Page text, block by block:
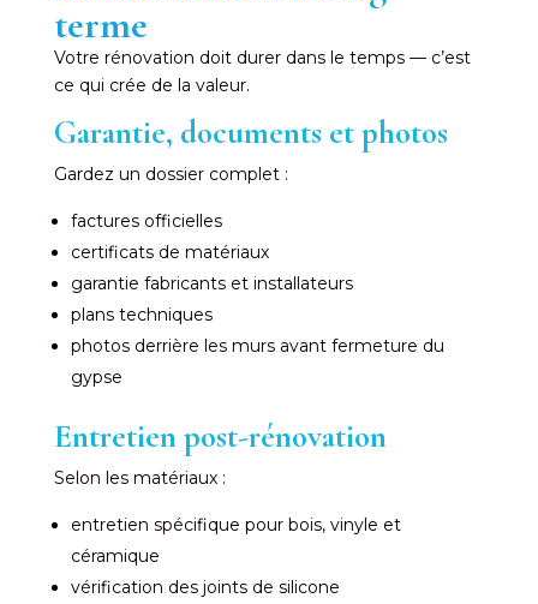
terme
Votre rénovation doit durer dans le temps — c’est
ce qui crée de la valeur.
Garantie, documents et photos
Gardez un dossier complet :
factures officielles
certificats de matériaux
garantie fabricants et installateurs
plans techniques
photos derrière les murs avant fermeture du
gypse
Entretien post-rénovation
Selon les matériaux :
entretien spécifique pour bois, vinyle et
céramique
vérification des joints de silicone